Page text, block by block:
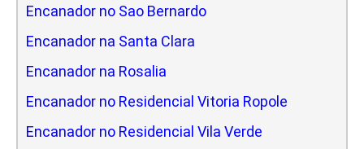
Encanador no Sao Bernardo
Encanador na Santa Clara
Encanador na Rosalia
Encanador no Residencial Vitoria Ropole
Encanador no Residencial Vila Verde